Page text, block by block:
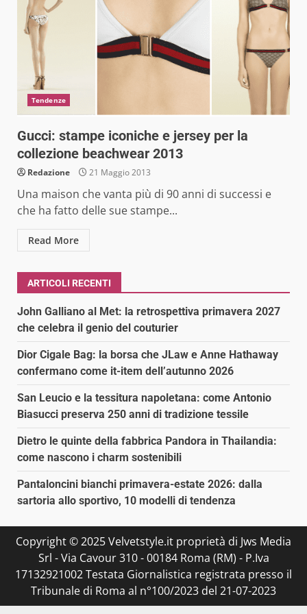
Tendenze
Gucci: stampe iconiche e jersey per la
collezione beachwear 2013
Redazione 21 Maggio 2013
Una maison che vanta più di 90 anni di successi e
che ha fatto delle sue stampe...
Read More
ARTICOLI RECENTI
John Galliano al Met: la retrospettiva primavera 2027
che celebra il genio del couturier
Dior Cigale Bag: la borsa che JLaw e Anne Hathaway
confermano come it-item dell’autunno 2026
San Leucio e la tessitura napoletana: come Antonio
Biasucci preserva 250 anni di tradizione tessile
Dietro le quinte della fabbrica Pandora in Thailandia:
come nascono i charm sostenibili
Pantaloncini bianchi primavera-estate 2026: dalla
sartoria allo sportivo, 10 modelli di tendenza
Copyright © 2025 Velvetstyle.it proprietà di Jws Media
Srl - Via Cavour 310 - 00184 Roma (RM) - P.Iva
17132921002 Testata Giornalistica registrata presso il
Tribunale di Roma al n°100/2023 del 21-07-2023